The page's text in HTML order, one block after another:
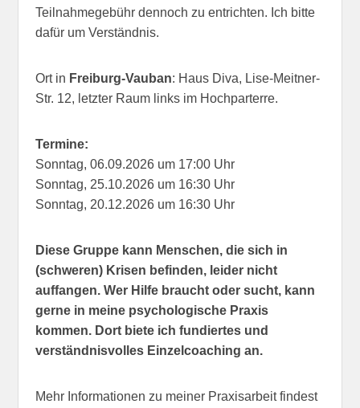
Teilnahmegebühr dennoch zu entrichten. Ich bitte
dafür um Verständnis.
Ort in Freiburg-Vauban: Haus Diva, Lise-Meitner-
Str. 12, letzter Raum links im Hochparterre.
Termine:
Sonntag, 06.09.2026 um 17:00 Uhr
Sonntag, 25.10.2026 um 16:30 Uhr
Sonntag, 20.12.2026 um 16:30 Uhr
Diese Gruppe kann Menschen, die sich in
(schweren) Krisen befinden, leider nicht
auffangen. Wer Hilfe braucht oder sucht, kann
gerne in meine psychologische Praxis
kommen. Dort biete ich fundiertes und
verständnisvolles Einzelcoaching an.
Mehr Informationen zu meiner Praxisarbeit findest